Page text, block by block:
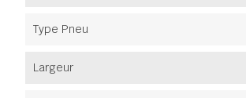
Type Pneu
Largeur